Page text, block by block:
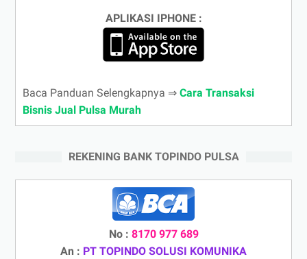
APLIKASI IPHONE :
Baca Panduan Selengkapnya ⇒ Cara Transaksi
Bisnis Jual Pulsa Murah
REKENING BANK TOPINDO PULSA
No : 8170 977 689
An : PT TOPINDO SOLUSI KOMUNIKA